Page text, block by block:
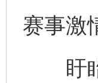
赛事激
盱眙